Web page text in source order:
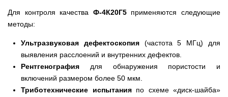
Для контроля качества Ф-4К20Г5применяются следующие
методы:
Ультразвуковая дефектоскопия(частота 5 МГц) для
выявления расслоений и внутренних дефектов.
Рентгенография для обнаружения пористости и
включений размером более 50 мкм.
Триботехнические испытанияпо схеме «диск-шайба»